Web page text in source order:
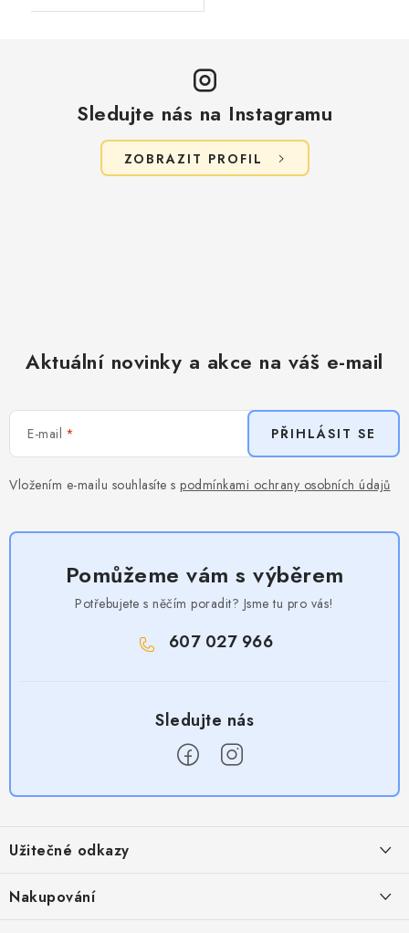
Sledujte nás na Instagramu
ZOBRAZIT PROFIL
Aktuální novinky a akce na váš e-mail
E-mail
Vložením e-mailu souhlasíte s podmínkami ochrany osobních údajů
PŘIHLÁSIT SE
Pomůžeme vám s výběrem
Potřebujete s něčím poradit? Jsme tu pro vás!
607 027 966
p
a
Užitečné odkazy
Obchodní podmínky
Nakupování